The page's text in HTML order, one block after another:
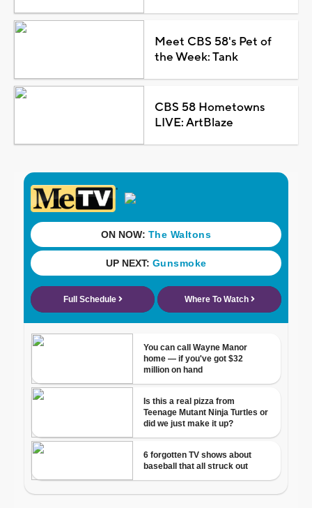
Meet CBS 58's Pet of
the Week: Tank
CBS 58 Hometowns
LIVE: ArtBlaze